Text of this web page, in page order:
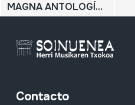
MAGNA ANTOLOGÍA DEL FOLKLORE MUSICAL DE ESPAÑA; Interpretada por el pueblo español
Contacto